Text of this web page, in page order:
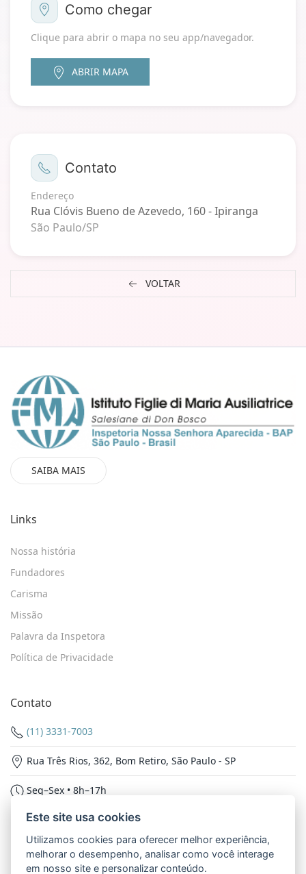
Como chegar
Clique para abrir o mapa no seu app/navegador.
ABRIR MAPA
Contato
Endereço
Rua Clóvis Bueno de Azevedo, 160 - Ipiranga
São Paulo/SP
VOLTAR
SAIBA MAIS
Links
Nossa história
Fundadores
Carisma
Missão
Palavra da Inspetora
Política de Privacidade
Contato
(11) 3331-7003
Rua Três Rios, 362, Bom Retiro, São Paulo - SP
Seg–Sex • 8h–17h
Nossas Redes
Este site usa cookies
Utilizamos cookies para oferecer melhor experiência,
melhorar o desempenho, analisar como você interage
em nosso site e personalizar conteúdo.